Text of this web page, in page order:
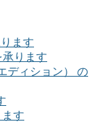
ます
承ります
ディション） の
す